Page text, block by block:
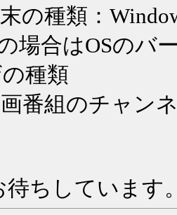
の種類：
場合はOSのバ
種類
番組のチャン
待ちしています